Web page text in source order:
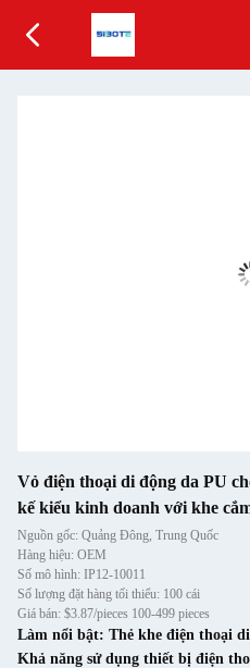
Vỏ điện thoại di động da PU
kế kiểu kinh doanh với khe
Nguồn gốc: Quảng Đông, Trung Quốc
Hàng hiệu: OEM
Số mô hình: IP12-10011
Số lượng đặt hàng tối thiểu: 100 cái
Giá bán: $3.87/pieces 100-499 pieces
Làm nổi bật: Thẻ khe điện thoại
Khả năng sử dụng thiết bị điện